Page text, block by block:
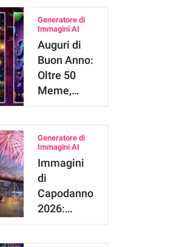
Generatore di
Immagini AI
Auguri di
Buon Anno:
Oltre 50
Meme,
Cartoline,
Generatore di
Immagini AI
Immagini
di
Capodanno
2026:
Aggiungi